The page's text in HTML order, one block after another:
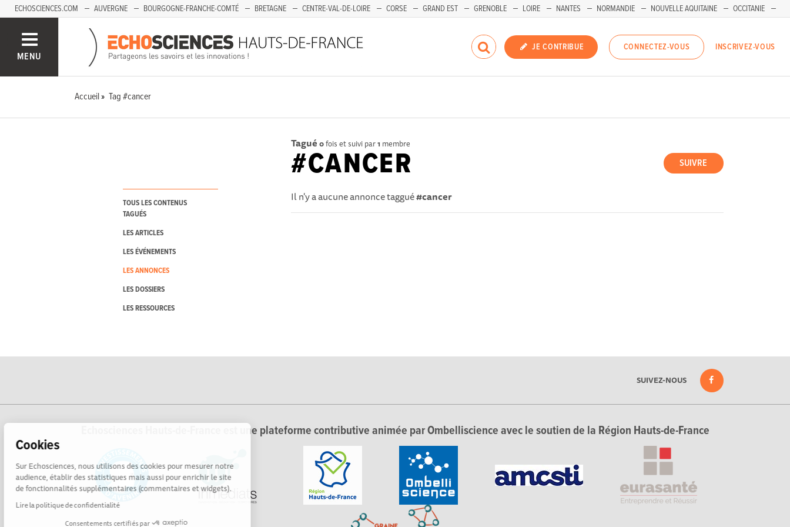
Cookies
Sur Echosciences, nous utilisons des cookies pour mesurer notre
audience, établir des statistiques mais aussi pour enrichir le site
de fonctionnalités supplémentaires (commentaires et widgets).
Lire la politique de confidentialité
Consentements certifiés par
ECHOSCIENCES.COM AUVERGNE BOURGOGNE-FRANCHE-COMTÉ BRETAGNE CENTRE-VAL-DE-LOIRE CORSE GRAND EST GRENOBLE LOIRE NANTES NORMANDIE NOUVELLE AQUITAINE
OCCITANIE
SAVOIE MONT-BLANC
MENU
JE CONTRIBUE CONNECTEZ-VOUS INSCRIVEZ-VOUS
Accueil Tag #cancer
TOUS LES CONTENUS
TAGUÉS
LES ARTICLES
LES ÉVÉNEMENTS
LES ANNONCES
LES DOSSIERS
LES RESSOURCES
Tagué 0fois et suivi par1 membre
SUIVRE
#CANCER
Il n'y a aucune annonce taggué#cancer
SUIVEZ-NOUS
Echosciences Hauts-de-France est une plateforme contributive animée par Ombelliscience avec le soutien de la Région Hauts-de-France